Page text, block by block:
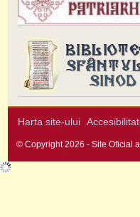
Harta site-ului
© Copyright 2026 - Site Oficial